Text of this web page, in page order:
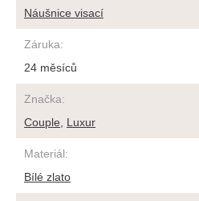
Náušnice visací
Záruka:
24 měsíců
Značka:
Couple
Luxur
Materiál:
Bílé zlato